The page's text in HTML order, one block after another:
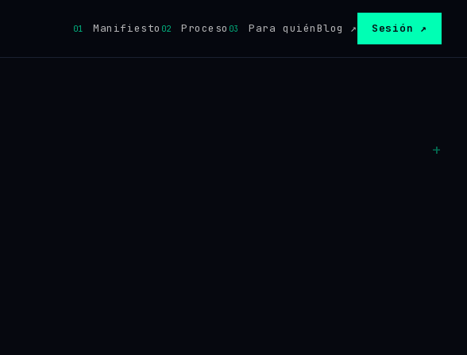
01 Manifiesto 02 Proceso 03 Para quiénBlog ↗ Sesión ↗
+